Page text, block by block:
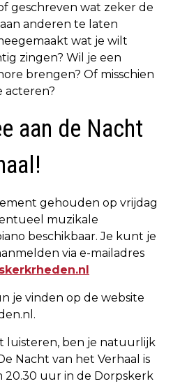
geschreven wat zeker de
anderen te laten
wat je wilt
zingen? Wil je een
brengen? Of misschien
acteren?
aan de Nacht
gehouden op vrijdag
muzikale
beschikbaar. Je kunt je
via e-mailadres
je vinden op de website
luisteren, ben je natuurlijk
Nacht van het Verhaal is
20.30 uur in de Dorpskerk